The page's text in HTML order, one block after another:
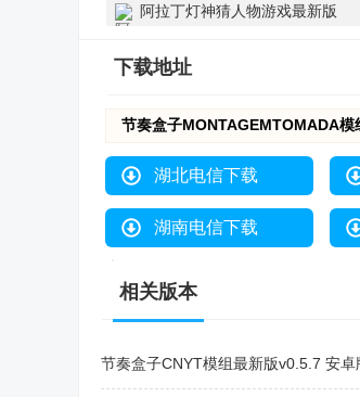
阿拉丁灯神猜人物游戏最新版
下载地址
节奏盒子MONTAGEMTOMADA
湖北电信下载
湖南电信下载
相关版本
节奏盒子CNYT模组最新版v0.5.7 安卓